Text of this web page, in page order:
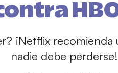
¡Netflix
nadie debe perderse!